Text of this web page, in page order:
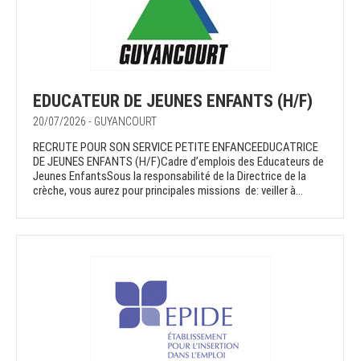
EDUCATEUR DE JEUNES ENFANTS (H/F)
20/07/2026 - GUYANCOURT
RECRUTE POUR SON SERVICE PETITE ENFANCEEDUCATRICE
DE JEUNES ENFANTS (H/F)Cadre d’emplois des Educateurs de
Jeunes EnfantsSous la responsabilité de la Directrice de la
crèche, vous aurez pour principales missions de: veiller à...